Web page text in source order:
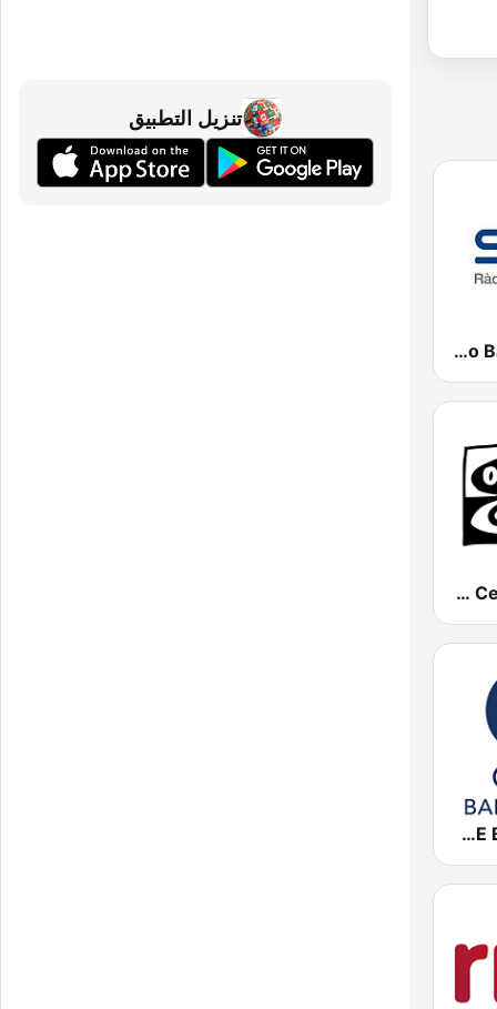
Ràdio Barcelona SER
Onda Cero Barcelona
Cadena COPE Barcelona FM
تنزيل التطبيق